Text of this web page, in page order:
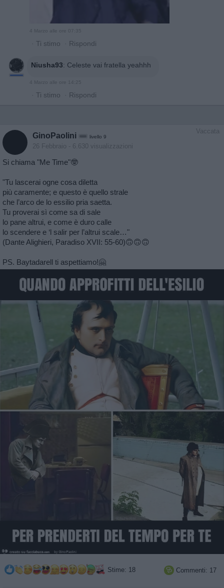
4 Marzo alle ore 07:35
· Ti stimo · Rispondi
Niusha93: Celeste vai fratella yeahhh
4 Marzo alle ore 14:25
· Ti stimo · Rispondi
Vaccata
GinoPaolini livello 9
26 Febbraio - 6.630 visualizzazioni
Si chiama "Me Time"🤓
"Tu lascerai ogne cosa diletta
più caramente; e questo è quello strale
che l’arco de lo essilio pria saetta.
Tu proverai sì come sa di sale
lo pane altrui, e come è duro calle
lo scendere e ‘l salir per l’altrui scale…"
(Dante Alighieri, Paradiso XVII: 55-60)🙃🙃🙃
PS. Baytadarell ti aspettiamo!🤗
Stime: 18  Commenti: 17